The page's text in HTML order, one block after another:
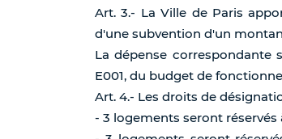
Art. 3.- La Ville de Paris
d'une subvention d'un
La dépense correspondante
E001, du budget de
Art. 4.- Les droits de
- 3 logements seront réservés